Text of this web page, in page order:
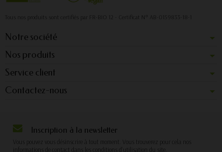
Tous nos produits sont certifiés par FR-BIO 12 - Certificat N° AB-0159833-18-1
Notre société
Nos produits
Service client
Contactez-nous
Inscription à la newsletter
Vous pouvez vous désinscrire à tout moment. Vous trouverez pour cela nos
informations de contact dans les conditions d'utilisation du site.